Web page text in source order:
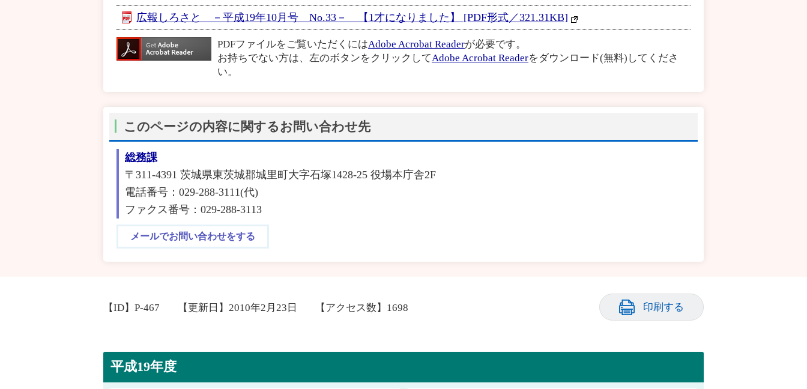
広報しろさと －平成19年10月号 No.33－ 【1才になりました】 [PDF形式／321.31KB]
PDFファイルをご覧いただくにはAdobe Acrobat Readerが必要です。
お持ちでない方は、左のボタンをクリックしてAdobe Acrobat Readerをダウンロード(無料)してくださ
い。
このページの内容に関するお問い合わせ先
総務課
〒311-4391 茨城県東茨城郡城里町大字石塚1428-25 役場本庁舎2F
電話番号：029-288-3111(代)
ファクス番号：029-288-3113
メールでお問い合わせをする
【ID】 P-467 【更新日】 2010年2月23日 【アクセス数】 1698 印刷する
平成19年度